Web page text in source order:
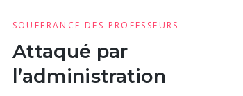
SOUFFRANCE DES PROFESSEURS
Attaqué par
l’administration